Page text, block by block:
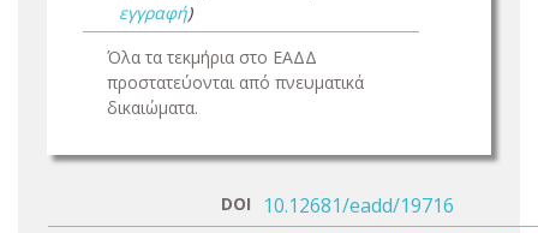
εγγραφή)
Όλα τα τεκμήρια στο ΕΑΔΔ
προστατεύονται από πνευματικά
δικαιώματα.
DOI 10.12681/eadd/19716